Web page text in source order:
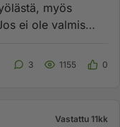
myös
ei ole valmis
3 1155 0
Vastattu 11kk